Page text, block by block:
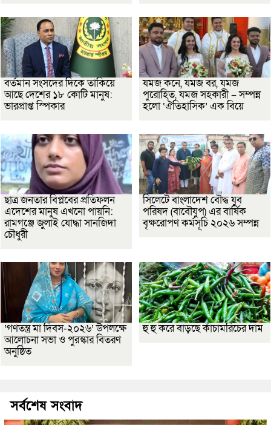
বর্তমান সংসদের দিকে তাকিয়ে
আছে দেশের ১৮ কোটি মানুষ:
ভারপ্রাপ্ত স্পিকার
যমজ কনে, যমজ বর, যমজ
পুরোহিত, যমজ সহকারী – সম্পন্ন
হলো ‘ঐতিহাসিক’ এক বিয়ে
ছাত্র জনতার বিপ্লবের প্রতিফলন
এদেশের মানুষ এখনো পায়নি:
রামগঞ্জে জুলাই যোদ্ধা সানজিদা
চৌধুরী
সিলেটে বাংলাদেশ বৌদ্ধ যুব
পরিষদ (বাবৌযুপ) এর বার্ষিক
বৃক্ষরোপণ কর্মসূচি ২০২৬ সম্পন্ন
‘গণতন্ত্র মা দিবস-২০২৬’ উপলক্ষে
আলোচনা সভা ও পুরস্কার বিতরণ
অনুষ্ঠিত
হু হু করে বাড়ছে কাঁচামরিচের দাম
সর্বশেষ সংবাদ